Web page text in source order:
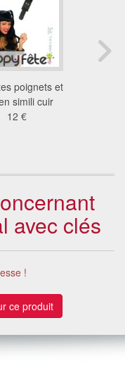
poignets et
simili cuir
12 €
avec clés
!
ce produit